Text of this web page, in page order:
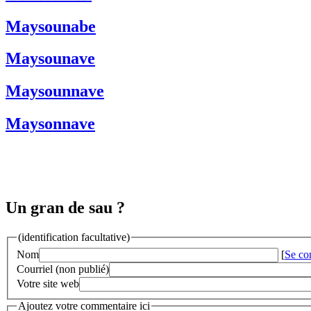
Maysounabe
Maysounave
Maysounnave
Maysonnave
Un gran de sau ?
(identification facultative)
Nom
[Se
Courriel (non publié)
Votre site web
Ajoutez votre commentaire ici